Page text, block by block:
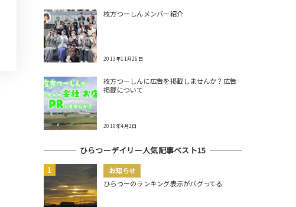
枚方つーしんメンバー紹介
2013年11月26日
枚方つーしんに広告を掲載しませんか？広告
掲載について
2010年4月2日
ひらつーデイリー人気記事ベスト15
お知らせ
ひらつーのランキング表示がバグってる